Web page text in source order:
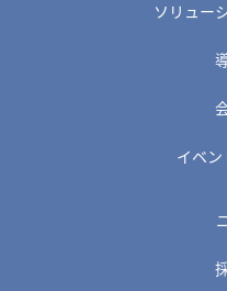
ソリュー
イベ